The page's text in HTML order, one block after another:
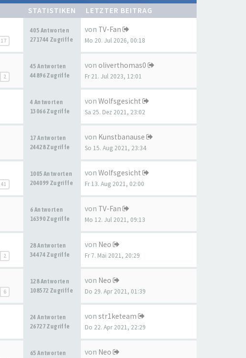
STATISTIKEN LETZTER BEITRAG
17
405 Antworten
271744 Zugriffe
von TV-Fan
Mo 20. Jul 2026, 00:18
2
45 Antworten
44896 Zugriffe
von oliverthomas0
Fr 21. Jul 2023, 12:01
4 Antworten
13066 Zugriffe
von Wolfsgesicht
Sa 25. Dez 2021, 23:02
17 Antworten
24428 Zugriffe
von Kunstbanause
So 15. Aug 2021, 23:34
41
1005 Antworten
204099 Zugriffe
von Wolfsgesicht
Fr 13. Aug 2021, 02:00
6 Antworten
16390 Zugriffe
von TV-Fan
Mo 12. Jul 2021, 09:13
2
28 Antworten
34474 Zugriffe
von Neo
Fr 7. Mai 2021, 20:29
6
128 Antworten
108572 Zugriffe
von Neo
Do 29. Apr 2021, 01:39
24 Antworten
26727 Zugriffe
von str1keteam
Do 22. Apr 2021, 22:29
65 Antworten
von Neo